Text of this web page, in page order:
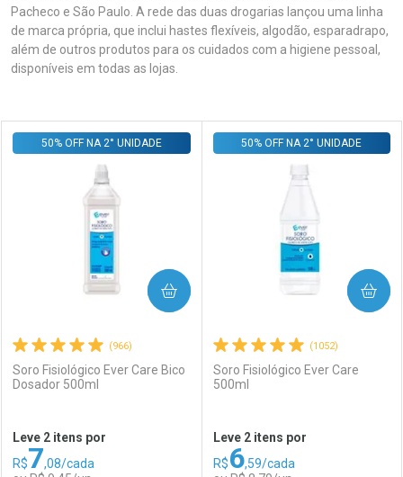
Pacheco e São Paulo. A rede das duas drogarias lançou uma linha
de marca própria, que inclui hastes flexíveis, algodão, esparadrapo,
além de outros produtos para os cuidados com a higiene pessoal,
disponíveis em todas as lojas.
Prateleira
(966)
Soro Fisiológico Ever Care Bico
Dosador 500ml
50% OFF NA 2° UNIDADE
Leve 2 itens por
R$7,08/cada
COMPRAR
(1052)
Soro Fisiológico Ever Care
500ml
50% OFF NA 2° UNIDADE
Leve 2 itens por
R$6,59/cada
COMPRAR